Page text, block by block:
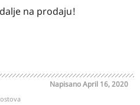
na prodaju!
NapisanoApril 16, 2020